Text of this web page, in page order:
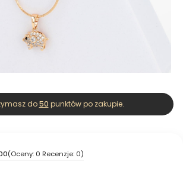
do50 punktów po zakupie.
(Oceny: 0 Recenzje: 0)